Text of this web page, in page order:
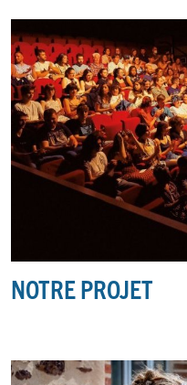
NOTRE PROJET